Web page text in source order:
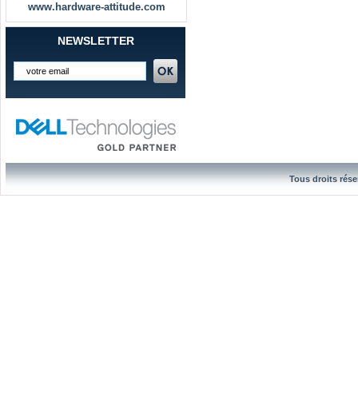
www.hardware-attitude.com
NEWSLETTER
Tous droits